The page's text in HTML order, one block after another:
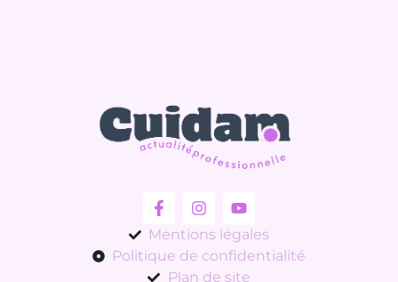
Mentions légales
Politique de confidentialité
Plan de site